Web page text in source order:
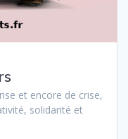
et encore de crise,
solidarité et